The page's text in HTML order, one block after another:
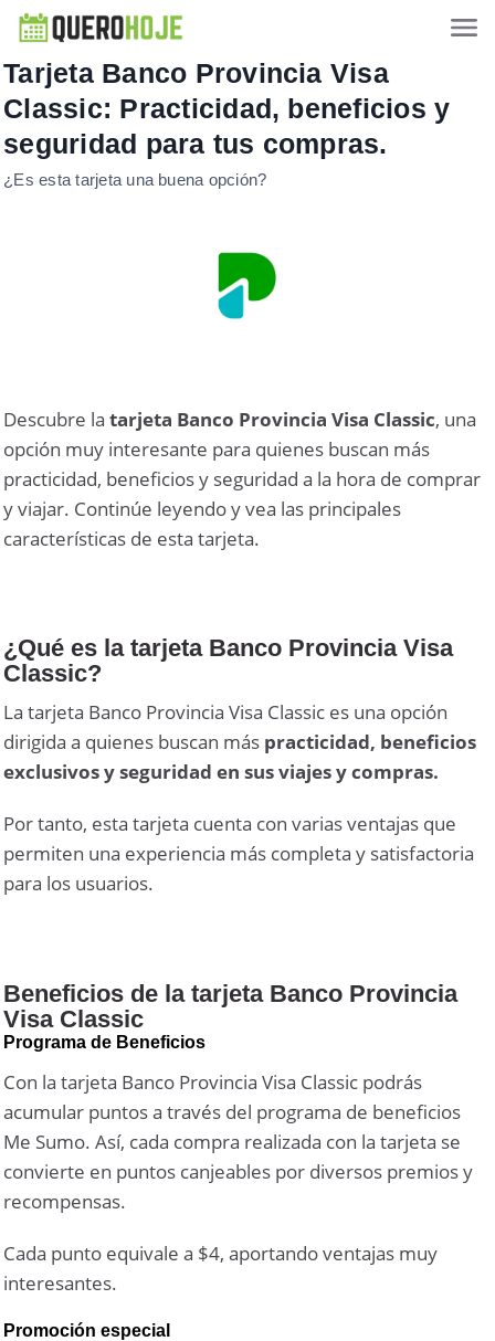
Tarjeta Banco Provincia Visa
Classic: Practicidad, beneficios y
seguridad para tus compras.
¿Es esta tarjeta una buena opción?
Descubre latarjeta Banco Provincia Visa Classic, una
opción muy interesante para quienes buscan más
practicidad, beneficios y seguridad a la hora de comprar
y viajar. Continúe leyendo y vea las principales
características de esta tarjeta.
¿Qué es la tarjeta Banco Provincia Visa
Classic?
La tarjeta Banco Provincia Visa Classic es una opción
dirigida a quienes buscan más practicidad, beneficios
exclusivos y seguridad en sus viajes y compras.
Por tanto, esta tarjeta cuenta con varias ventajas que
permiten una experiencia más completa y satisfactoria
para los usuarios.
Beneficios de la tarjeta Banco Provincia
Visa Classic
Programa de Beneficios
Con la tarjeta Banco Provincia Visa Classic podrás
acumular puntos a través del programa de beneficios
Me Sumo. Así, cada compra realizada con la tarjeta se
convierte en puntos canjeables por diversos premios y
recompensas.
Cada punto equivale a $4, aportando ventajas muy
interesantes.
Promoción especial